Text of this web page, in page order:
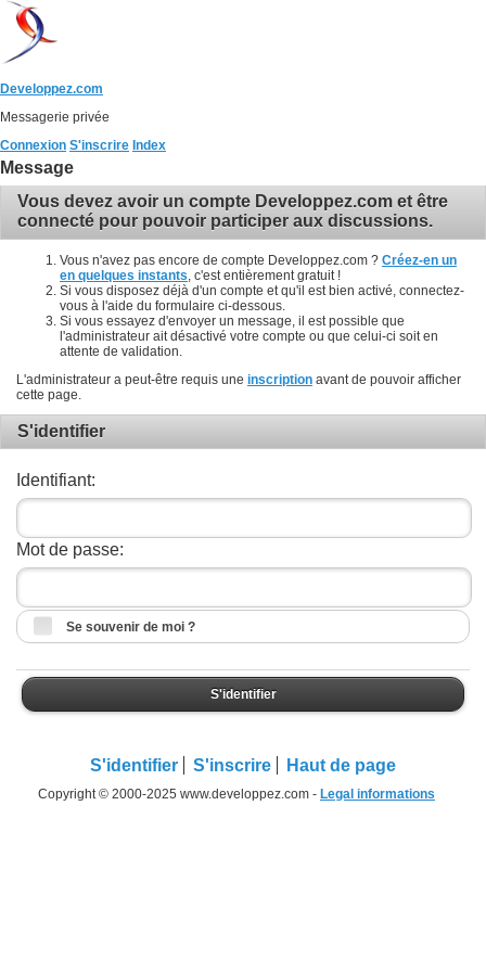
Developpez.com
Messagerie privée
Connexion S'inscrire Index
Message
Vous devez avoir un compte Developpez.com et être
connecté pour pouvoir participer aux discussions.
Vous n'avez pas encore de compte Developpez.com ? Créez-en un
en quelques instants , c'est entièrement gratuit !
Si vous disposez déjà d'un compte et qu'il est bien activé, connectez-
vous à l'aide du formulaire ci-dessous.
Si vous essayez d'envoyer un message, il est possible que
l'administrateur ait désactivé votre compte ou que celui-ci soit en
attente de validation.
L'administrateur a peut-être requis une inscription avant de pouvoir afficher
cette page.
S'identifier
Identifiant:
Mot de passe:
Se souvenir de moi ?
S'identifier
S'identifier S'inscrire Haut de page
Copyright © 2000-2025 www.developpez.com - Legal informations